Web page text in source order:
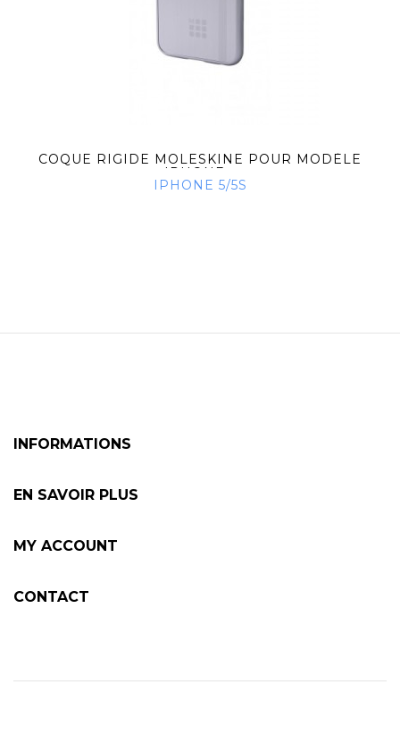
COQUE RIGIDE MOLESKINE POUR MODÈLE
IPHONE...
IPHONE 5/5S
INFORMATIONS
EN SAVOIR PLUS
MY ACCOUNT
CONTACT